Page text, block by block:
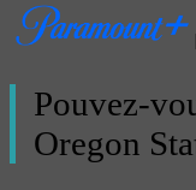
Pouvez-
Oregon